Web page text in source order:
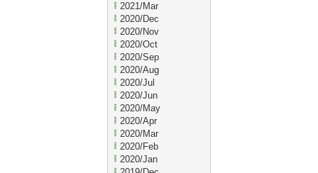
2021/Mar
2020/Dec
2020/Nov
2020/Oct
2020/Sep
2020/Aug
2020/Jul
2020/Jun
2020/May
2020/Apr
2020/Mar
2020/Feb
2020/Jan